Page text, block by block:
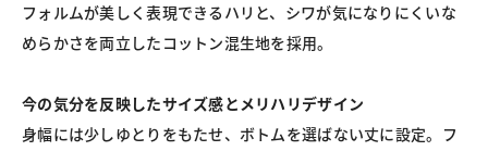
フォルムが美しく表現できるハリと、シワが気になりにくいな
めらかさを両立したコットン混生地を採用。
今の気分を反映したサイズ感とメリハリデザイン
身幅には少しゆとりをもたせ、ボトムを選ばない丈に設定。フ